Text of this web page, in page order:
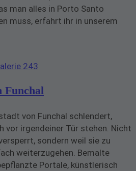
man alles in Porto Santo
muss, erfahrt ihr in unserem
Funchal
von Funchal schlendert,
vor irgendeiner Tür stehen. Nicht
sondern weil sie zu
weiterzugehen. Bemalte
Portale, künstlerisch